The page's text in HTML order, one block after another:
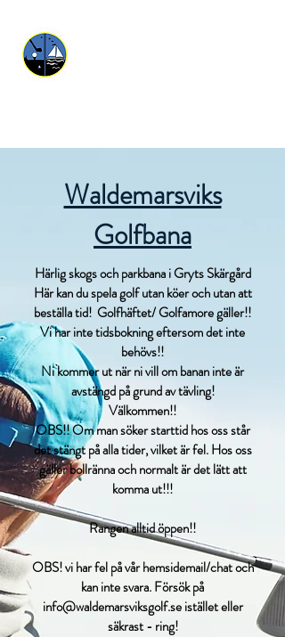
Waldemarsviks
Golfbana
Härlig skogs och parkbana i Gryts Skärgård
Här kan du spela golf utan köer och utan att
beställa tid! Golfhäftet/ Golfamore gäller!!
Vi har inte tidsbokning eftersom det inte
behövs!!
Ni kommer ut när ni vill om banan inte är
avstängd på grund av tävling!
Välkommen!!
OBS!! Om man söker starttid hos oss står
det stängt på alla tider, vilket är fel. Hos oss
gäller bollränna och normalt är det lätt att
komma ut!!!
Rangen alltid öppen!!
OBS! vi har fel på vår hemsidemail/chat och
kan inte svara. Försök på
info@waldemarsviksgolf.seistället eller
säkrast - ring!